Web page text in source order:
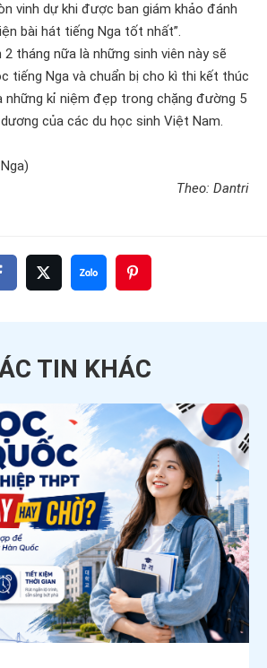
vinh dự khi được ban giám khảo đánh
bài hát tiếng Nga tốt nhất”.
tháng nữa là những sinh viên này sẽ
tiếng Nga và chuẩn bị cho kì thi kết thúc
những kỉ niệm đẹp trong chặng đường 5
của các du học sinh Việt Nam.
Theo: Dantri
TIN KHÁC